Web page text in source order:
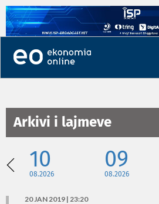
Arkivi i lajmeve
10
08.2026
09
08.2026
20 JAN 2019 | 23:20